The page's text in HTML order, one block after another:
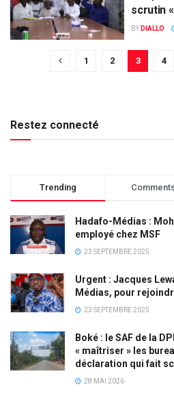
scrutin
BY DIALLO
1 2 3 4
Restez connecté
Trending
Hadafo-Médias :
employé chez MSF
23 SEPTEMBRE 2025
Urgent : Jacques
Médias, pour
23 SEPTEMBRE 2025
Boké : le SAF de la
« maîtriser » les
déclaration qui fait
28 MAI 2026